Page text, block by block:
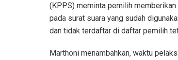
(KPPS) meminta pemilih memberikan
pada surat suara yang sudah
dan tidak terdaftar di daftar pemilih
Marthoni menambahkan, waktu